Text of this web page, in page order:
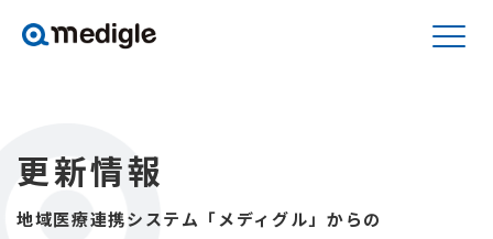
更新情報
地域医療連携システム「メディグル」からの